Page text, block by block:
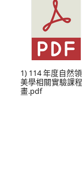
1) 114 年度自然
美學相關實驗課
畫.pdf